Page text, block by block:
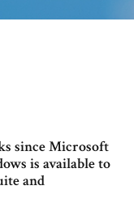
since Microsoft
is available to
and